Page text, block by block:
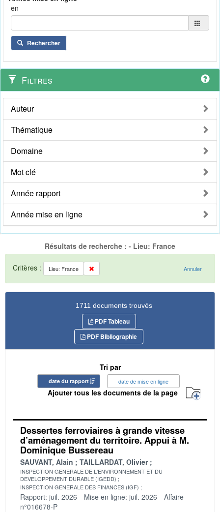
en
Rechercher
Filtres
Auteur
Thématique
Domaine
Mot clé
Année rapport
Année mise en ligne
Résultats de recherche : - Lieu: France
Critères : Lieu: France Annuler
1711 documents trouvés
PDF Tableau
PDF Bibliographie
Tri par
date du rapport date de mise en ligne
Ajouter tous les documents de la page
Dessertes ferroviaires à grande vitesse
d’aménagement du territoire. Appui à M.
Dominique Bussereau
SAUVANT, Alain TAILLARDAT, Olivier
INSPECTION GENERALE DE L'ENVIRONNEMENT ET DU
DEVELOPPEMENT DURABLE (IGEDD)
INSPECTION GENERALE DES FINANCES (IGF)
Rapport: juil. 2026 Mise en ligne: juil. 2026
Affaire
n°016678-P